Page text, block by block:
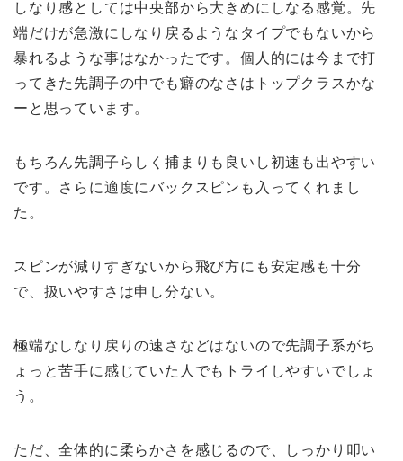
しなり感としては中央部から大きめにしなる感覚。先
端だけが急激にしなり戻るようなタイプでもないから
暴れるような事はなかったです。個人的には今まで打
ってきた先調子の中でも癖のなさはトップクラスかな
ーと思っています。
もちろん先調子らしく捕まりも良いし初速も出やすい
です。さらに適度にバックスピンも入ってくれまし
た。
スピンが減りすぎないから飛び方にも安定感も十分
で、扱いやすさは申し分ない。
極端なしなり戻りの速さなどはないので先調子系がち
ょっと苦手に感じていた人でもトライしやすいでしょ
う。
ただ、全体的に柔らかさを感じるので、しっかり叩い